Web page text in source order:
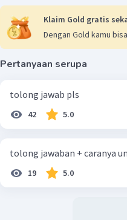
Klaim Gold gratis
Dengan Gold kamu
Pertanyaan serupa
tolong jawab pls
42 5.0
tolong jawaban + caranya
19 5.0